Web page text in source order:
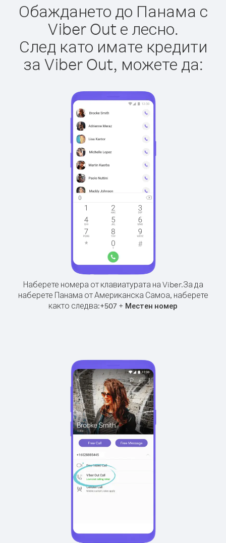
Обаждането до Панама с
Viber Out е лесно.
След като имате кредити
за Viber Out, можете да:
Наберете номера от клавиатурата на Viber.За да
наберете Панама от Американска Самоа, наберете
както следва:+507 + Местен номер